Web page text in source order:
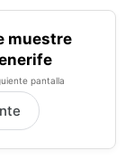
muestre
pantalla